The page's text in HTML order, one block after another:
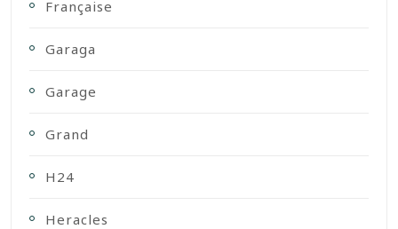
Française
Garaga
Garage
Grand
H24
Heracles